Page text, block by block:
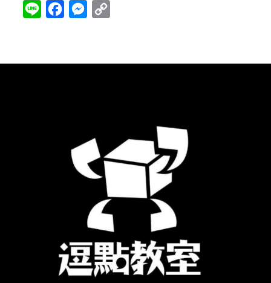
Line FacebookMessenger